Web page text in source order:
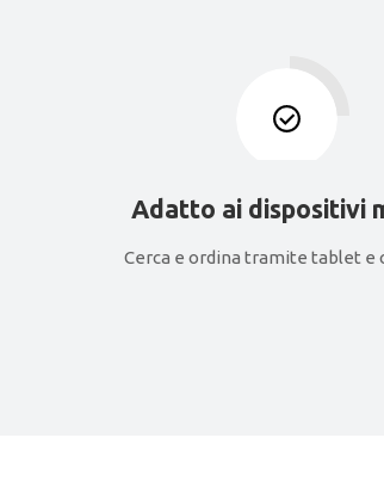
Adatto ai dispositivi
Cerca e ordina tramite tablet e